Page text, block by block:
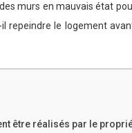
murs en mauvais état
il repeindre le logement
être réalisés par le